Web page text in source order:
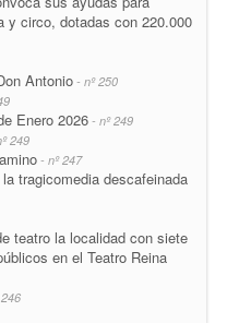
y circo, dotadas con 220.000
Antonio - nº 250
Enero 2026 - nº 249
249
- nº 247
tragicomedia descafeinada
teatro la localidad con siete
en el Teatro Reina